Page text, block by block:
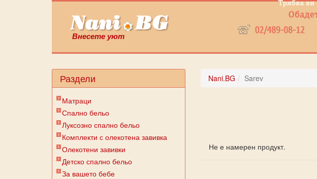
Внесете уют
Раздели
Матраци
Спално бельо
Луксозно спално бельо
Комплекти с олекотена завивка
Олекотени завивки
Детско спално бельо
За вашето бебе
Nani.BG Sarev
Не е намерен продукт.